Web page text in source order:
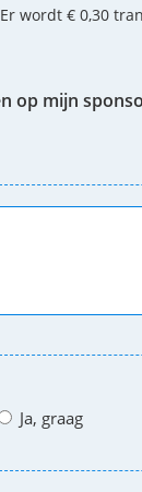
wordt € 0,30
op mijn
Ja, graag